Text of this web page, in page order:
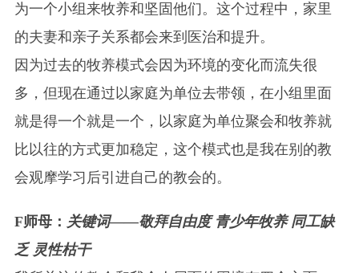
为一个小组来牧养和坚固他们。这个过程中，家里
的夫妻和亲子关系都会来到医治和提升。
因为过去的牧养模式会因为环境的变化而流失很
多，但现在通过以家庭为单位去带领，在小组里面
就是得一个就是一个，以家庭为单位聚会和牧养就
比以往的方式更加稳定，这个模式也是我在别的教
会观摩学习后引进自己的教会的。
F师母： 关键词——敬拜自由度 青少年牧养 同工缺
乏 灵性枯干